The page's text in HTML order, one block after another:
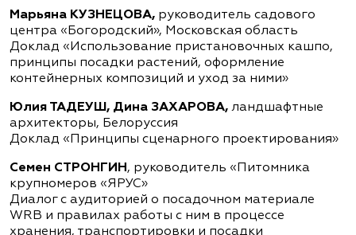
Марьяна КУЗНЕЦОВА, руководитель садового
центра «Богородский», Московская область
Доклад «Использование пристановочных кашпо,
принципы посадки растений, оформление
контейнерных композиций и уход за ними»
Юлия ТАДЕУШ, Дина ЗАХАРОВА, ландшафтные
архитекторы, Белоруссия
Доклад «Принципы сценарного проектирования»
Семен СТРОНГИН, руководитель «Питомника
крупномеров «ЯРУС»
Диалог с аудиторией о посадочном материале
WRB и правилах работы с ним в процессе
хранения, транспортировки и посадки